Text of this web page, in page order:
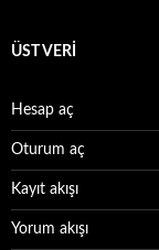
ÜST VERI
Hesap aç
Oturum aç
Kayıt akışı
Yorum akışı